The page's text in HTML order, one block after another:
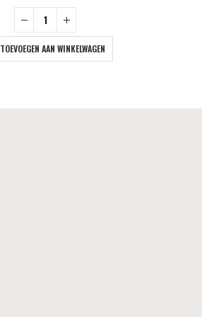
TOEVOEGEN AAN WINKELWAGEN